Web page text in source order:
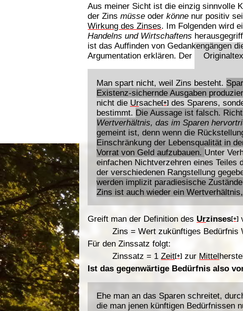
Aus meiner Sicht ist die einzig sinnvolle
der Zinsmüsse oderkönne nur positiv
Wirkung des Zinses. Im Folgenden wird
Handelns und Wirtschaftens
ist das Auffinden von Gedankengängen
Argumentation erklären. Der
Man spart nicht, weil Zins besteht.
Existenz-sichernde Ausgaben
nicht die Ursache[+]des Sparens,
bestimmt. Die Aussage ist falsch.
Wertverhältnis, das im Sparen
gemeint ist, denn wenn die
Einschränkung der Lebensqualität in
Vorrat von Geld aufzubauen. Unter
einfachen Nichtverzehren eines Teiles
der verschiedenen Rangstellung
werden implizit paradiesische
Zins ist auch wieder ein
Greift man der Definition des Urzinses[+]
Zins = Wert zukünftiges Bedürfnis
Für den Zinssatz folgt:
Zinssatz = 1 Zeit[+] zur Mittel
Ist das gegenwärtige Bedürfnis also
Ehe man an das Sparen schreitet,
die man jenen künftigen Bedürfnissen